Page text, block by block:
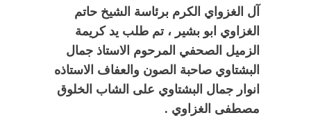
آل الغزواي الكرم برئاسة الشيخ حاتم
الغزاوي ابو بشير ، تم طلب يد كريمة
الزميل الصحفي المرحوم الاستاذ جمال
البشتاوي صاحبة الصون والعفاف الاستاذه
انوار جمال البشتاوي على الشاب الخلوق
مصطفى الغزاوي .